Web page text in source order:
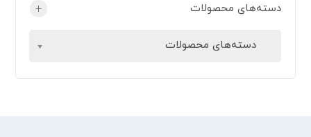
دسته‌های محصولات +
دسته‌های محصولات